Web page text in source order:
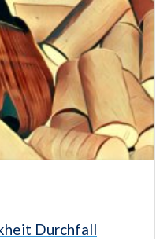
Durchfall